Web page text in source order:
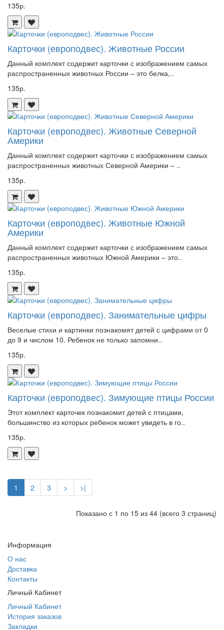
135р.
Карточки (европодвес). Животные России
Данный комплект содержит карточки с изображением самых
распространенных животных России – это белка,..
135р.
Карточки (европодвес). Животные Северной
Америки
Данный комплект содержит карточки с изображением самых
распространенных животных Северной Америки – ..
135р.
Карточки (европодвес). Животные Южной
Америки
Данный комплект содержит карточки с изображением самых
распространенных животных Южной Америки – это..
135р.
Карточки (европодвес). Занимательные цифры
Веселые стихи и картинки познакомят детей с цифрами от 0
до 9 и числом 10. Ребенок не только запомни..
135р.
Карточки (европодвес). Зимующие птицы России
Этот комплект карточек познакомит детей с птицами,
большинство из которых ребенок может увидеть в го..
135р.
1 2 3 > >|
Показано с 1 по 15 из 44 (всего 3 страниц)
Информация
О нас
Доставка
Контакты
Личный Кабинет
Личный Кабинет
История заказов
Закладки